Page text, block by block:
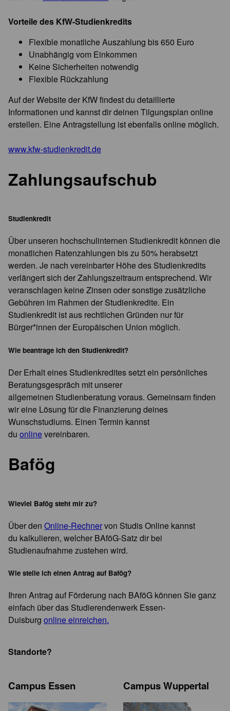
Vorteile des KfW-Studienkredits
Flexible monatliche Auszahlung bis 650 Euro
Unabhängig vom Einkommen
Keine Sicherheiten notwendig
Flexible Rückzahlung
Auf der Website der KfW findest du detaillierte
Informationen und kannst dir deinen Tilgungsplan online
erstellen. Eine Antragstellung ist ebenfalls online möglich.
www.kfw-studienkredit.de
Zahlungsaufschub
Studienkredit
Über unseren hochschulinternen Studienkredit können die
monatlichen Ratenzahlungen bis zu 50% herabsetzt
werden. Je nach vereinbarter Höhe des Studienkredits
verlängert sich der Zahlungszeitraum entsprechend. Wir
veranschlagen keine Zinsen oder sonstige zusätzliche
Gebühren im Rahmen der Studienkredite. Ein
Studienkredit ist aus rechtlichen Gründen nur für
Bürger*innen der Europäischen Union möglich.
Wie beantrage ich den Studienkredit?
Der Erhalt eines Studienkredites setzt ein persönliches
Beratungsgespräch mit unserer
allgemeinen Studienberatung voraus. Gemeinsam finden
wir eine Lösung für die Finanzierung deines
Wunschstudiums. Einen Termin kannst
du onlinevereinbaren.
Bafög
Wieviel Bafög steht mir zu?
Über den Online-Rechnervon Studis Online kannst
du kalkulieren, welcher BAföG-Satz dir bei
Studienaufnahme zustehen wird.
Wie stelle ich einen Antrag auf Bafög?
Ihren Antrag auf Förderung nach BAföG können Sie ganz
einfach über das Studierendenwerk Essen-
Duisburg online einreichen.
Standorte?
Campus Essen Campus Wuppertal